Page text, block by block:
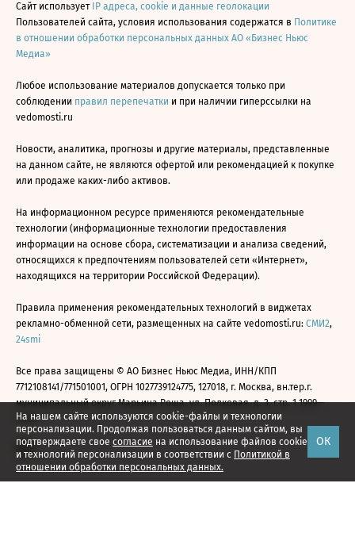
На нашем сайте используются cookie-файлы и технологии
персонализации. Продолжая пользоваться данным сайтом, вы
подтверждаете свое согласие на использование файлов cookie
и технологий персонализации в соответствии с Политикой в
отношении обработки персональных данных.
ОК
Сайт использует IP адреса, cookie и данные геолокации
Пользователей сайта, условия использования содержатся в Политике
в отношении обработки персональных данных АО «Бизнес Ньюс
Медиа»
Любое использование материалов допускается только при
соблюдении правил перепечатки и при наличии гиперссылки на
vedomosti.ru
Новости, аналитика, прогнозы и другие материалы, представленные
на данном сайте, не являются офертой или рекомендацией к покупке
или продаже каких-либо активов.
На информационном ресурсе применяются рекомендательные
технологии (информационные технологии предоставления
информации на основе сбора, систематизации и анализа сведений,
относящихся к предпочтениям пользователей сети «Интернет»,
находящихся на территории Российской Федерации).
Правила применения рекомендательных технологий в виджетах
рекламно-обменной сети, размещенных на сайте vedomosti.ru: СМИ2,
24smi
Все права защищены © АО Бизнес Ньюс Медиа, ИНН/КПП
7712108141/771501001, ОГРН 1027739124775, 127018, г. Москва, вн.тер.г.
муниципальный округ Марьина Роща, ул. Полковая, д. 3, стр. 1 1999—
2026